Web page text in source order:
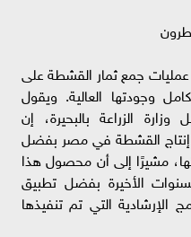
جمع ثمار القشطة على
وجودتها العالية. ويقول
الزراعة بالبحيرة، إن
القشطة في مصر بفضل
مشيرًا إلى أن محصول هذا
الأخيرة بفضل تطبيق
الإرشادية التي تم تنفيذها